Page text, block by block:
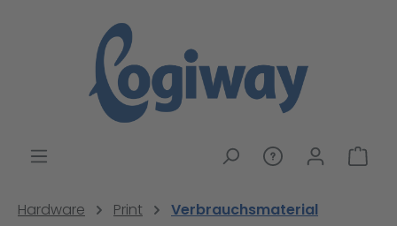
Hardware Print Verbrauchsmaterial